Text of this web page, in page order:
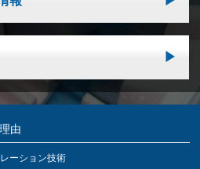
由
ーション技術